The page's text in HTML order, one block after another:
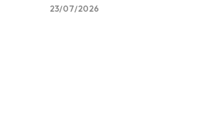
23/07/2026